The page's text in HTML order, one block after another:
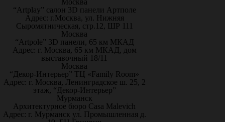
Москва
“Artplay” салон 3D панели Артполе
Адрес: г.Москва, ул. Нижняя
Сыромятническая, стр.12, ШР 111
Москва
“Artpole” 3D панели, 65 км МКАД
Адрес: г. Москва, 65 км МКАД, дом
выставочный 18/11
Москва
“Декор-Интерьер” ТЦ «Family Room»
Адрес: г. Москва, Ленинградское ш. 25, 2
этаж, “Декор-Интерьер”
Мурманск
Архитектурное бюро Casa Malevich
Адрес: г. Мурманск ул. Промышленная д.